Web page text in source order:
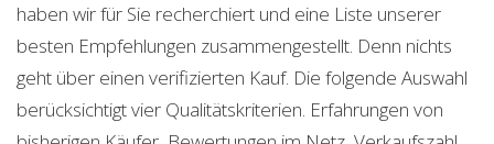
haben wir für Sie recherchiert und eine Liste unserer
besten Empfehlungen zusammengestellt. Denn nichts
geht über einen verifizierten Kauf. Die folgende Auswahl
berücksichtigt vier Qualitätskriterien. Erfahrungen von